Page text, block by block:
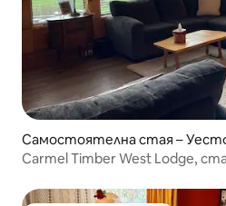
Самостоятелна стая –
Carmel Timber West Lodge,